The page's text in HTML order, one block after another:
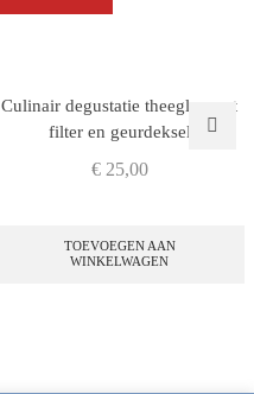
Culinair degustatie theeglas met
filter en geurdeksel
€25,00
TOEVOEGEN AAN
WINKELWAGEN